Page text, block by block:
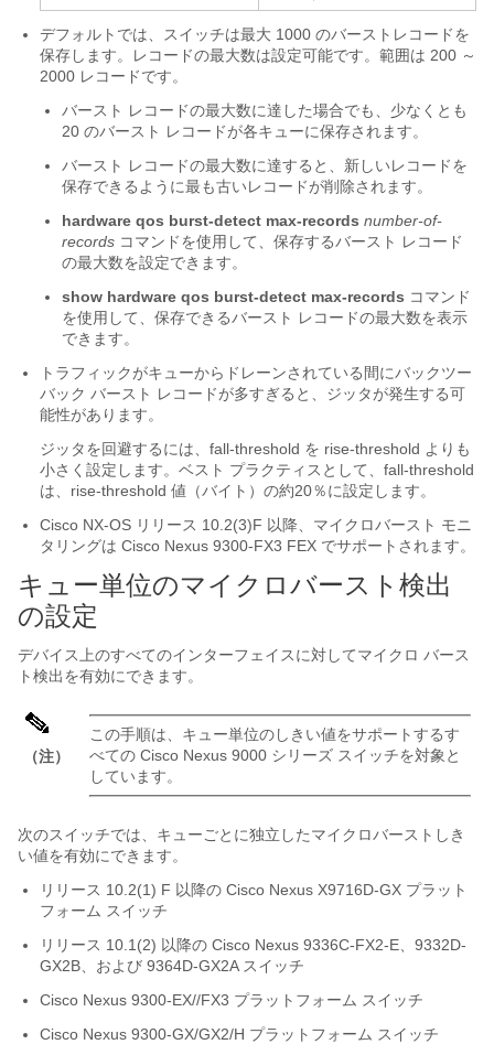
デフォルトでは、スイッチは最大 1000 のバーストレコードを
保存します。レコードの最大数は設定可能です。範囲は 200 ～
2000 レコードです。
バースト レコードの最大数に達した場合でも、少なくとも
20 のバースト レコードが各キューに保存されます。
バースト レコードの最大数に達すると、新しいレコードを
保存できるように最も古いレコードが削除されます。
hardware qos burst-detect max-records number-of-
records コマンドを使用して、保存するバースト レコード
の最大数を設定できます。
show hardware qos burst-detect max-records コマンド
を使用して、保存できるバースト レコードの最大数を表示
できます。
トラフィックがキューからドレーンされている間にバックツー
バック バースト レコードが多すぎると、ジッタが発生する可
能性があります。
ジッタを回避するには、fall-threshold を rise-threshold よりも
小さく設定します。ベスト プラクティスとして、fall-threshold
は、rise-threshold 値（バイト）の約20％に設定します。
Cisco NX-OS リリース 10.2(3)F 以降、マイクロバースト モニ
タリングは Cisco Nexus 9300-FX3 FEX でサポートされます。
キュー単位のマイクロバースト検出
の設定
デバイス上のすべてのインターフェイスに対してマイクロ バース
ト検出を有効にできます。
（注）
この手順は、キュー単位のしきい値をサポートするす
べての Cisco Nexus 9000 シリーズ スイッチを対象と
しています。
次のスイッチでは、キューごとに独立したマイクロバーストしき
い値を有効にできます。
リリース 10.2(1) F 以降の Cisco Nexus X9716D-GX プラット
フォーム スイッチ
リリース 10.1(2) 以降の Cisco Nexus 9336C-FX2-E 、9332D-
GX2B、および 9364D-GX2Aスイッチ
Cisco Nexus 9300-EX//FX3 プラットフォーム スイッチ
Cisco Nexus 9300-GX/GX2/H プラットフォーム スイッチ